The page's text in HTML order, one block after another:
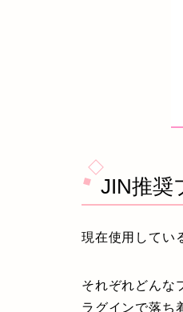
JIN推奨
現在使用してい
それぞれどんな
ラグインで落ち